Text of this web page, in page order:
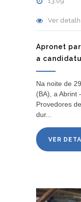
Ver
Apronet
a
Na noite de
(BA), a Abrint
Provedores
dur...
VER